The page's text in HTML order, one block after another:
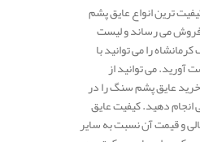
ترین انواع عایق پشم
می رساند و لیست
را می توانید با
آورید. می توانید از
عایق پشم سنگ را در
انجام دهید. کیفیت عایق
و قیمت آن نسبت به سایر